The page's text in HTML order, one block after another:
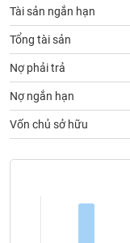
Tài sản ngắn hạn
Tổng tài sản
Nợ phải trả
Nợ ngắn hạn
Vốn chủ sở hữu
Báo
cáo
phân
tích
(-)
Thuật
ngữ
(-)